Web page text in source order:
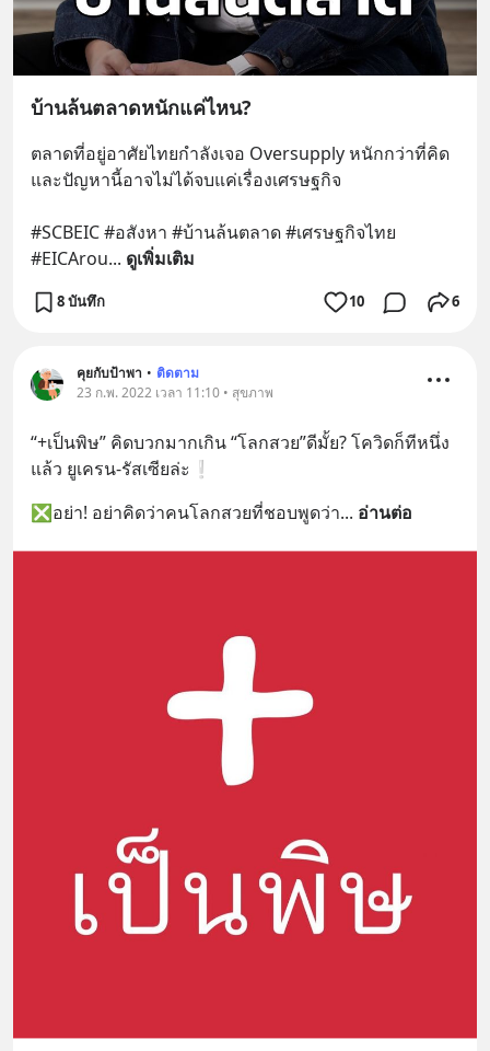
บ้านล้นตลาดหนักแค่ไหน?
ตลาดที่อยู่อาศัยไทยกำลังเจอ Oversupply หนักกว่าที่คิด
และปัญหานี้อาจไม่ได้จบแค่เรื่องเศรษฐกิจ
#SCBEIC #อสังหา #บ้านล้นตลาด #เศรษฐกิจไทย
#EICArou... ดูเพิ่มเติม
8 บันทึก 10 6
คุยกับป้าพา • ติดตาม
23 ก.พ. 2022 เวลา 11:10 • สุขภาพ
“+เป็นพิษ” คิดบวกมากเกิน “โลกสวย”ดีมั้ย? โควิดก็ทีหนึ่ง
แล้ว ยูเครน-รัสเซียล่ะ❕
❎อย่า! อย่าคิดว่าคนโลกสวยที่ชอบพูดว่า... อ่านต่อ